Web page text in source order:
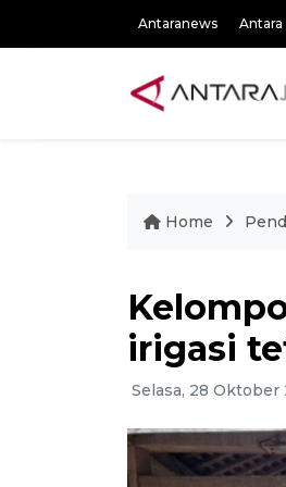
Antaranews Antara
Home
irigasi
Selasa, 28 Oktober